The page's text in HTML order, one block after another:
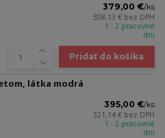
379,00 €/ks
308,13 € bez DPH
1 - 2 pracovné
dni
Pridať do košíka
látka modrá
395,00 €/ks
321,14 € bez DPH
1 - 2 pracovné
dni